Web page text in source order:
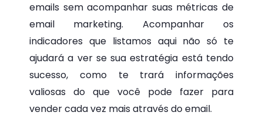
emails sem acompanhar suas métricas de
email marketing. Acompanhar os
indicadores que listamos aqui não só te
ajudará a ver se sua estratégia está tendo
sucesso, como te trará informações
valiosas do que você pode fazer para
vender cada vez mais através do email.